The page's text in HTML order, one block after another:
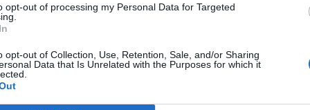
opt-out of processing my Personal Data for Targeted
opt-out of Collection, Use, Retention, Sale, and/or Sharing
Data that Is Unrelated with the Purposes for which it
Последвайте ни във
ВЪВ